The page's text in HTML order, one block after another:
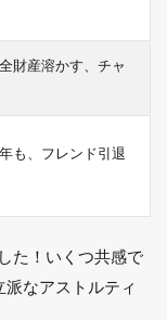
財産溶かす、チャ
も、フレンド引退
た！いくつ共感で
なアストルティ